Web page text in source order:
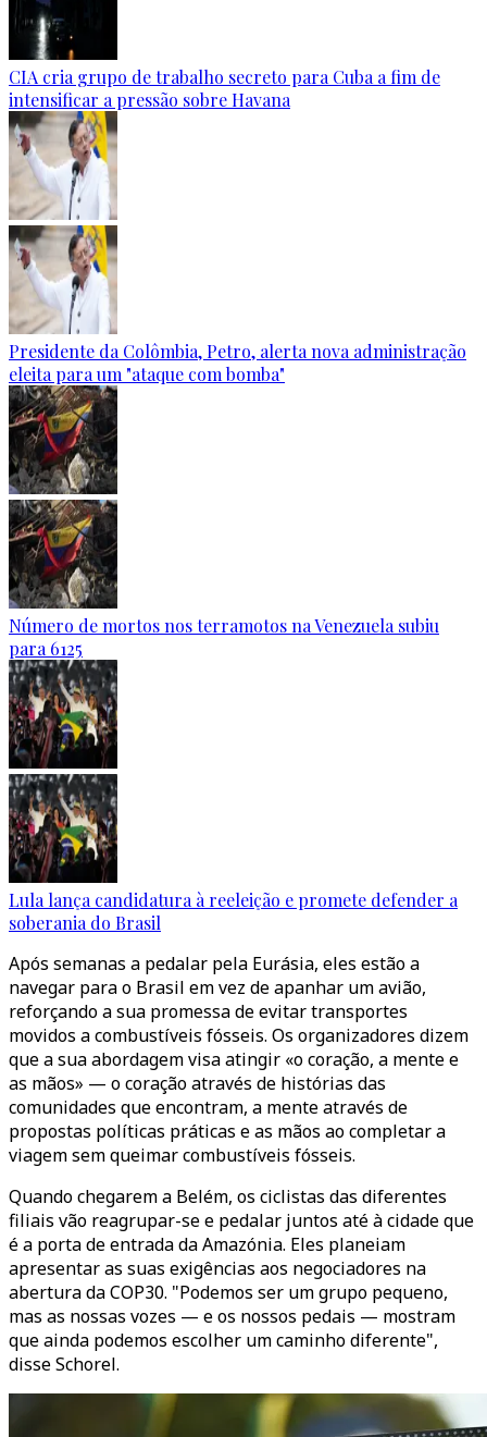
CIA cria grupo de trabalho secreto para Cuba a fim de
intensificar a pressão sobre Havana
Presidente da Colômbia, Petro, alerta nova administração
eleita para um "ataque com bomba"
Número de mortos nos terramotos na Venezuela subiu
para 6125
Lula lança candidatura à reeleição e promete defender a
soberania do Brasil
Após semanas a pedalar pela Eurásia, eles estão a
navegar para o Brasil em vez de apanhar um avião,
reforçando a sua promessa de evitar transportes
movidos a combustíveis fósseis. Os organizadores dizem
que a sua abordagem visa atingir «o coração, a mente e
as mãos» — o coração através de histórias das
comunidades que encontram, a mente através de
propostas políticas práticas e as mãos ao completar a
viagem sem queimar combustíveis fósseis.
Quando chegarem a Belém, os ciclistas das diferentes
filiais vão reagrupar-se e pedalar juntos até à cidade que
é a porta de entrada da Amazónia. Eles planeiam
apresentar as suas exigências aos negociadores na
abertura da COP30. "Podemos ser um grupo pequeno,
mas as nossas vozes — e os nossos pedais — mostram
que ainda podemos escolher um caminho diferente",
disse Schorel.